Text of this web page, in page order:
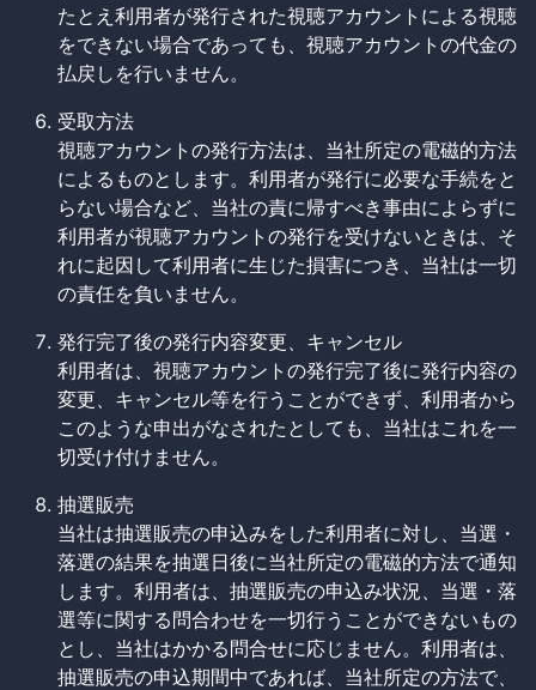
たとえ利用者が発行された視聴アカウントによる視聴
をできない場合であっても、視聴アカウントの代金の
払戻しを行いません。
受取方法
視聴アカウントの発行方法は、当社所定の電磁的方法
によるものとします。利用者が発行に必要な手続をと
らない場合など、当社の責に帰すべき事由によらずに
利用者が視聴アカウントの発行を受けないときは、そ
れに起因して利用者に生じた損害につき、当社は一切
の責任を負いません。
発行完了後の発行内容変更、キャンセル
利用者は、視聴アカウントの発行完了後に発行内容の
変更、キャンセル等を行うことができず、利用者から
このような申出がなされたとしても、当社はこれを一
切受け付けません。
抽選販売
当社は抽選販売の申込みをした利用者に対し、当選・
落選の結果を抽選日後に当社所定の電磁的方法で通知
します。利用者は、抽選販売の申込み状況、当選・落
選等に関する問合わせを一切行うことができないもの
とし、当社はかかる問合せに応じません。利用者は、
抽選販売の申込期間中であれば、当社所定の方法で、